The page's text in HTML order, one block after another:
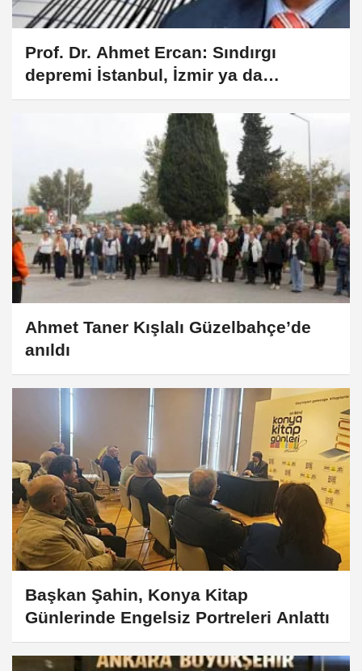
Prof. Dr. Ahmet Ercan: Sındırgı
depremi İstanbul, İzmir ya da
Denizli'yi tetiklemez!
Ahmet Taner Kışlalı Güzelbahçe’de
anıldı
Başkan Şahin, Konya Kitap
Günlerinde Engelsiz Portreleri Anlattı